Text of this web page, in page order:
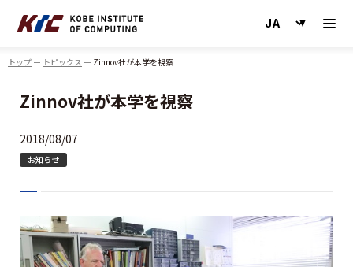
トップ トピックス Zinnov社が本学を視察
Zinnov社が本学を視察
2018/08/07
お知らせ